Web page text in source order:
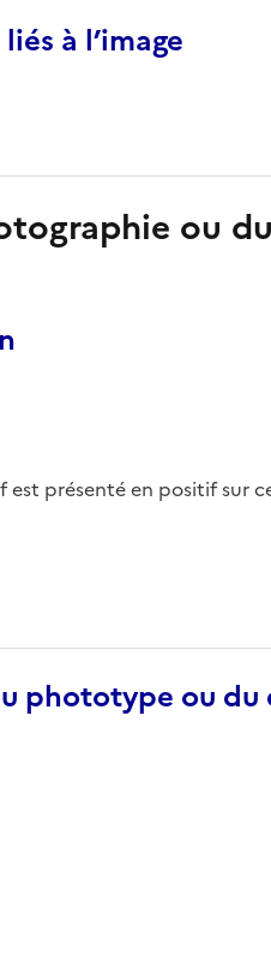
à l’image
ou
est présenté en positif sur
phototype ou du